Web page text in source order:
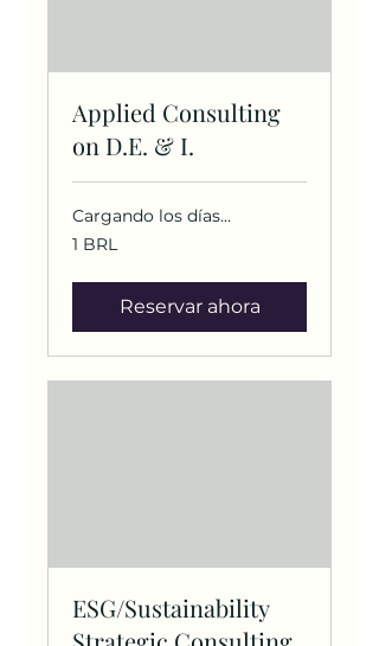
Applied Consulting
on D.E. & I.
Cargando los días...
1
real
1 BRL
Reservar ahora
ESG/Sustainability